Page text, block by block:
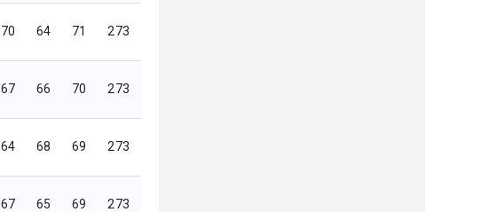
70 64 71 273
67 66 70 273
64 68 69 273
67 65 69 273